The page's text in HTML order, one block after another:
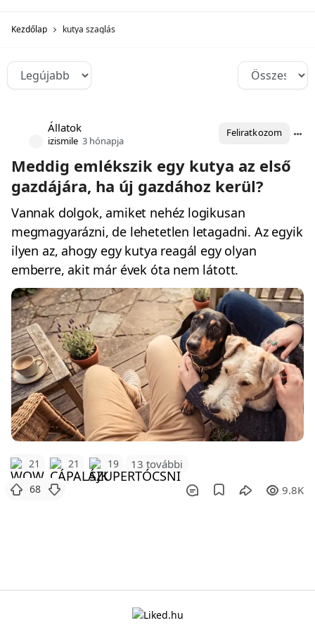
Kezdőlap kutya szaglás
Állatok
izismile 3 hónapja
Feliratkozom
Meddig emlékszik egy kutya az első
gazdájára, ha új gazdához kerül?
Vannak dolgok, amiket nehéz logikusan
megmagyarázni, de lehetetlen letagadni. Az egyik
ilyen az, ahogy egy kutya reagál egy olyan
emberre, akit már évek óta nem látott.
21 21 19 13 további
68 9.8K